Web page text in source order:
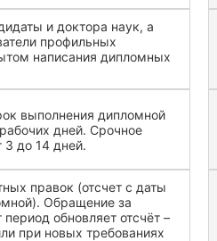
и доктора наук, а
профильных
написания дипломных
выполнения дипломной
дней. Срочное
3 до 14 дней.
правок (отсчет с даты
Обращение за
обновляет отсчёт –
при новых требованиях